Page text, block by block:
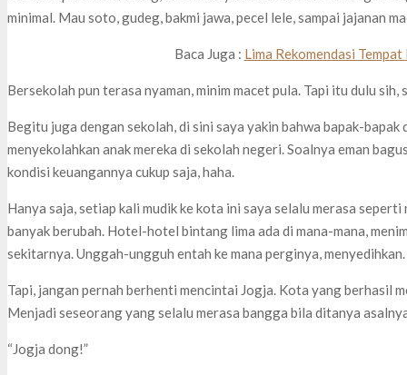
minimal. Mau soto, gudeg, bakmi jawa, pecel lele, sampai jajanan
Baca Juga : Lima Rekomendasi
Bersekolah pun terasa nyaman, minim macet pula. Tapi itu dulu
Begitu juga dengan sekolah, di sini saya yakin bahwa bapak-
menyekolahkan anak mereka di sekolah negeri. Soalnya eman
kondisi keuangannya cukup saja, haha.
Hanya saja, setiap kali mudik ke kota ini saya selalu merasa
banyak berubah. Hotel-hotel bintang lima ada di mana-mana,
sekitarnya. Unggah-ungguh entah ke mana perginya, menyedihkan.
Tapi, jangan pernah berhenti mencintai Jogja. Kota yang berhasil
Menjadi seseorang yang selalu merasa bangga bila ditanya
“Jogja dong!”